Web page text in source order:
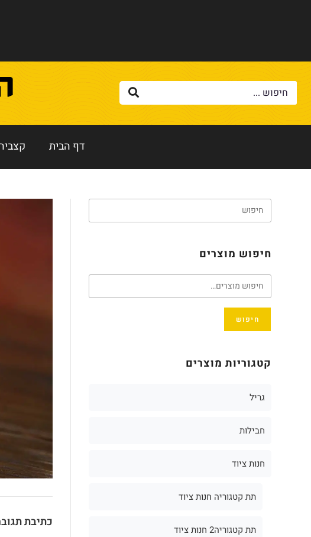
דף הבית
כתיבת
חיפוש מוצרים
חיפוש
קטגוריות מוצרים
גריל
חבילות
חנות ציוד
תת קטגוריה חנות ציוד
תת קטגוריה2 חנות ציוד